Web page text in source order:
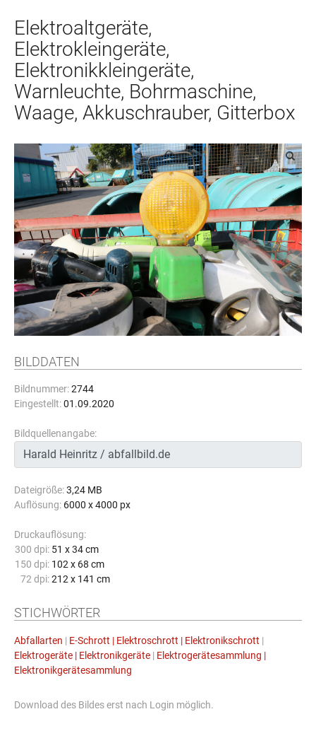
Elektroaltgeräte,
Elektrokleingeräte,
Elektronikkleingeräte,
Warnleuchte, Bohrmaschine,
Waage, Akkuschrauber, Gitterbox
BILDDATEN
Bildnummer:2744
Eingestellt:01.09.2020
Bildquellenangabe:
Dateigröße:3,24 MB
Auflösung: 6000 x 4000 px
Druckauflösung:
300 dpi: 51 x 34 cm
150 dpi: 102 x 68 cm
72 dpi: 212 x 141 cm
STICHWÖRTER
Abfallarten | E-Schrott | Elektroschrott | Elektronikschrott |
Elektrogeräte | Elektronikgeräte | Elektrogerätesammlung |
Elektronikgerätesammlung
Download des Bildes erst nach Login möglich.